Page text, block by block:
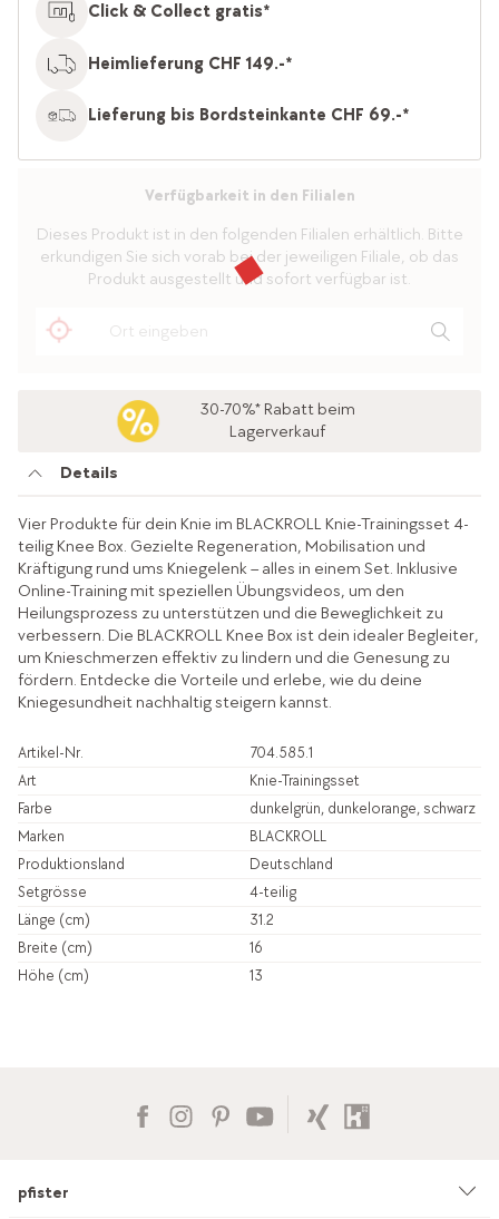
Click & Collect gratis*
Heimlieferung CHF 149.-*
Lieferung bis Bordsteinkante CHF 69.-*
Verfügbarkeit in den Filialen
Dieses Produkt ist in den folgenden Filialen erhältlich. Bitte
erkundigen Sie sich vorab bei der jeweiligen Filiale, ob das
Produkt ausgestellt und sofort verfügbar ist.
30-70%* Rabatt beim
Lagerverkauf
Details
Vier Produkte für dein Knie im BLACKROLL Knie-Trainingsset 4-
teilig Knee Box. Gezielte Regeneration, Mobilisation und
Kräftigung rund ums Kniegelenk – alles in einem Set. Inklusive
Online-Training mit speziellen Übungsvideos, um den
Heilungsprozess zu unterstützen und die Beweglichkeit zu
verbessern. Die BLACKROLL Knee Box ist dein idealer Begleiter,
um Knieschmerzen effektiv zu lindern und die Genesung zu
fördern. Entdecke die Vorteile und erlebe, wie du deine
Kniegesundheit nachhaltig steigern kannst.
Artikel-Nr.
704.585.1
Art
Knie-Trainingsset
Farbe
dunkelgrün, dunkelorange, schwarz
Marken
BLACKROLL
Produktionsland
Deutschland
Setgrösse
4-teilig
Länge (cm)
31.2
Breite (cm)
16
Höhe (cm)
13
pfister